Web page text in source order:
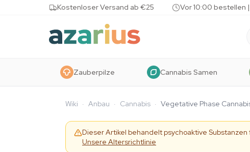
Skip to contentKostenloser Versand ab €25 Vor 10:00 bestellen
Zauberpilze Cannabis Samen
Wiki · Anbau · Cannabis · Vegetative Phase
Dieser Artikel behandelt psychoaktive
Unsere Altersrichtlinie